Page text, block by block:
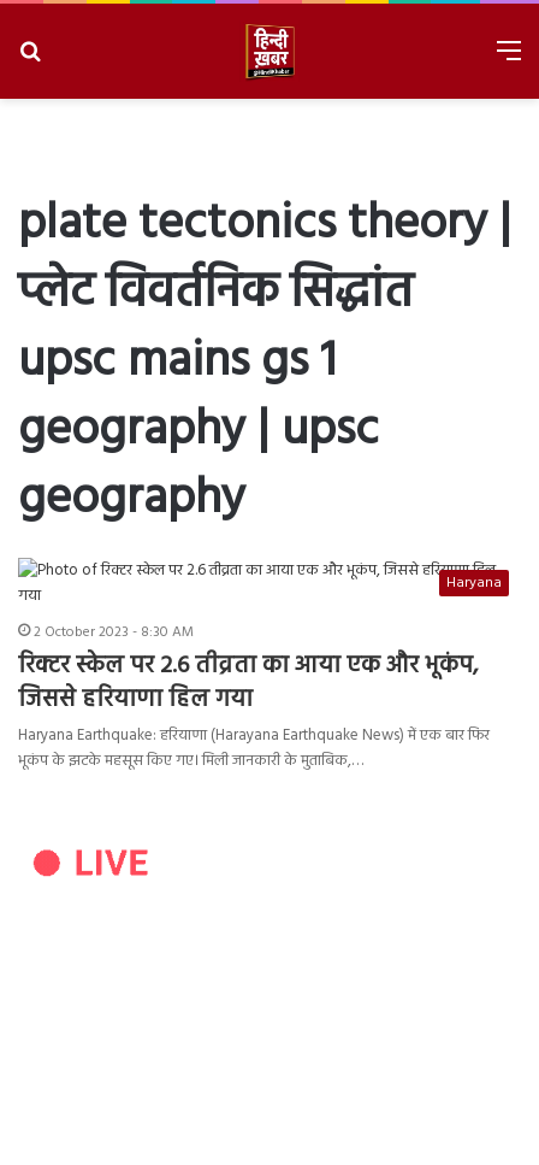
plate tectonics theory |
प्लेट विवर्तनिक सिद्धांत
upsc mains gs 1
geography | upsc
geography
Haryana
2 October 2023 - 8:30 AM
रिक्टर स्केल पर 2.6 तीव्रता का आया एक और भूकंप,
जिससे हरियाणा हिल गया
Haryana Earthquake: हरियाणा (Harayana Earthquake News) में एक बार फिर
भूकंप के झटके महसूस किए गए। मिली जानकारी के मुताबिक,…